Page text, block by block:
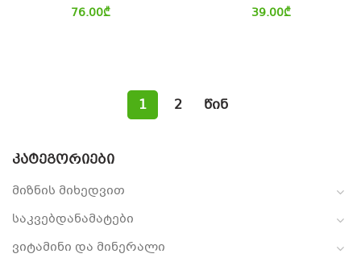
ᲙᲐᲢᲔᲒᲝᲠᲘᲔᲑᲘ
მიზნის მიხედვით
საკვებდანამატები
ვიტამინი და მინერალი
76.00₾ 39.00₾
1 2 წინ